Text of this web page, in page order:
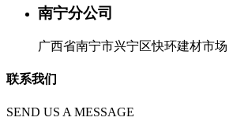
南宁分公司
广西省南宁市兴宁区快环建材市场
联系我们
SEND US A MESSAGE